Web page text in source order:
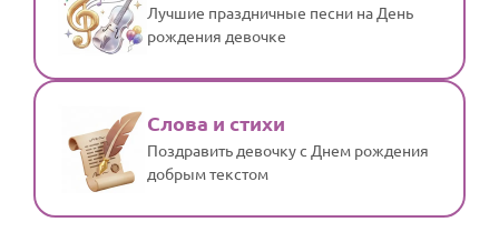
Лучшие праздничные песни на День
рождения девочке
Слова и стихи
Поздравить девочку с Днем рождения
добрым текстом